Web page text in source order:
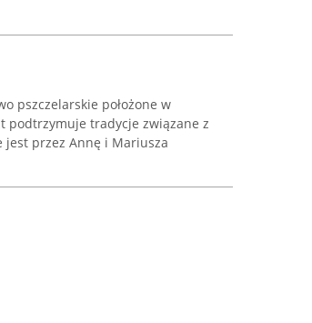
pszczelarskie położone w
podtrzymuje tradycje związane z
jest przez Annę i Mariusza